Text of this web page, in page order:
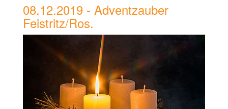
08.12.2019 - Adventzauber
Feistritz/Ros.